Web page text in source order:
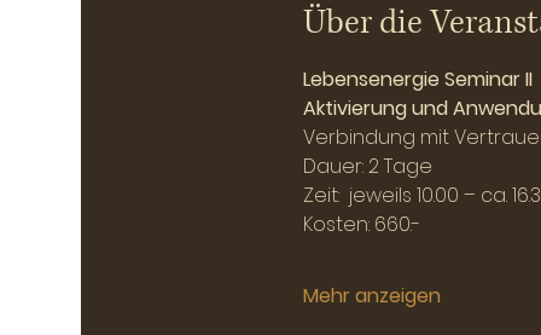
Über die
Lebensenergie Seminar II
Aktivierung und
Verbindung mit
Dauer: 2 Tage
Zeit:  jeweils 10.00 – ca.
Kosten: 660.-
Mehr anzeigen